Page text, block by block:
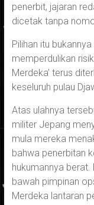
penerbit, jajaran
dicetak tanpa
Pilihan itu
memperdulikan
Merdeka’ terus
keseluruh pulau
Atas ulahnya
militer Jepang
mula mereka
bahwa penerbitan
hukumannya
bawah pimpinan
Merdeka lantaran